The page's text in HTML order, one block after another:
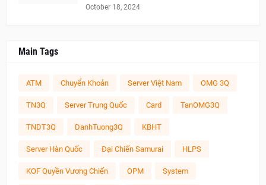
October 18, 2024
Main Tags
ATM Chuyển Khoản Server Việt Nam OMG 3Q
TN3Q Server Trung Quốc Card TanOMG3Q
TNDT3Q DanhTuong3Q KBHT
Server Hàn Quốc Đại Chiến Samurai HLPS
KOF Quyền Vương Chiến OPM System